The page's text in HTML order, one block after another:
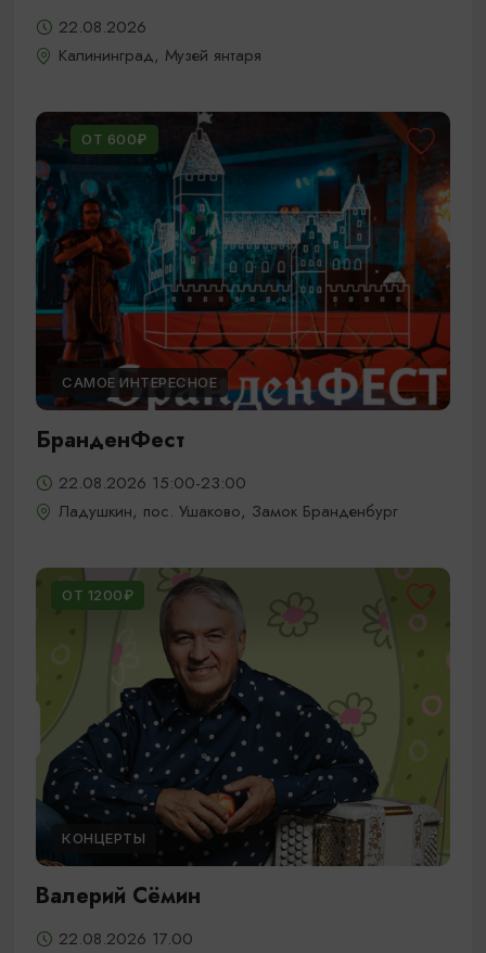
22.08.2026
Калининград, Музей янтаря
ОТ 600₽
САМОЕ ИНТЕРЕСНОЕ
БранденФест
22.08.2026 15:00-23:00
Ладушкин, пос. Ушаково, Замок Бранденбург
ОТ 1200₽
КОНЦЕРТЫ
Валерий Сёмин
22.08.2026 17.00